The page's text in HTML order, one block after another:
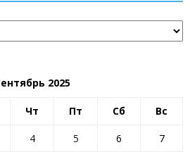
2025
Чт Пт Сб Вс
4 5 6
7